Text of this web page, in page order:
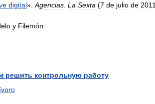
digital». Agencias La Sexta (7 de julio de 2011
y Filemón
решить контрольную работу